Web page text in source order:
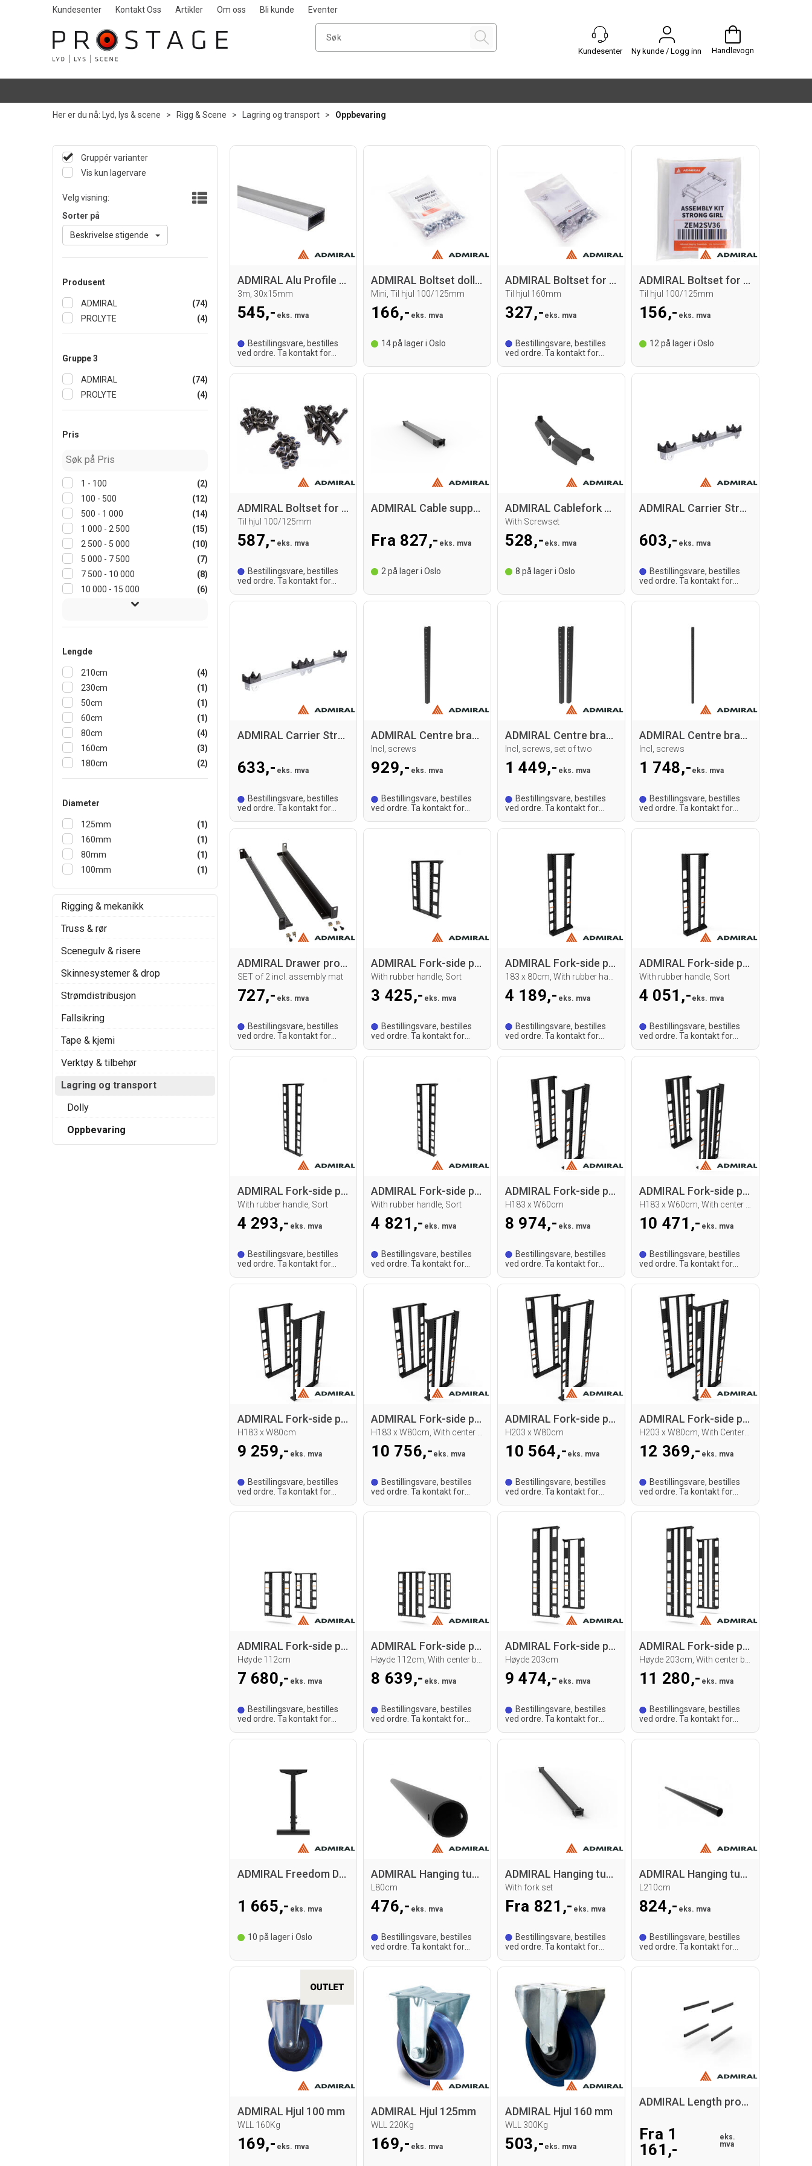
Kundesenter Kontakt Oss Artikler Om oss Bli kunde Eventer
Ny kunde / Logg inn Handlevogn
Her er du nå: Lyd, lys & scene > Rigg & Scene > Lagring og transport > Oppbevaring
Gruppér varianter
Vis kun lagervare
Velg visning:
Sorter på
Beskrivelse stigende
Produsent
ADMIRAL
(74)
PROLYTE
(4)
Gruppe 3
ADMIRAL
(74)
PROLYTE
(4)
Pris
1 - 100
(2)
100 - 500
(12)
500 - 1 000
(14)
1 000 - 2 500
(15)
2 500 - 5 000
(10)
5 000 - 7 500
(7)
7 500 - 10 000
(8)
10 000 - 15 000
(6)
Lengde
210cm
(4)
230cm
(1)
50cm
(1)
60cm
(1)
80cm
(4)
160cm
(3)
180cm
(2)
Diameter
125mm
(1)
160mm
(1)
80mm
(1)
100mm
(1)
Rigging & mekanikk
Truss & rør
Scenegulv & risere
Skinnesystemer & drop
Strømdistribusjon
Fallsikring
Tape & kjemi
Verktøy & tilbehør
Lagring og transport
Dolly
Oppbevaring
ADMIRAL Alu Profile for Carrier
3m, 30x15mm
545,- eks. mva
Bestillingsvare, bestilles
ved ordre. Ta kontakt for
ADMIRAL Boltset dolly Strong Boy
Mini, Til hjul 100/125mm
166,- eks. mva
14på lager i Oslo
ADMIRAL Boltset for baseplate dolly
Til hjul 160mm
327,- eks. mva
Bestillingsvare, bestilles
ved ordre. Ta kontakt for
ADMIRAL Boltset for dolly Strong Girl
Til hjul 100/125mm
156,- eks. mva
12 på lager i Oslo
ADMIRAL Boltset for meatrack
Til hjul 100/125mm
587,- eks. mva
Bestillingsvare, bestilles
ved ordre. Ta kontakt for
ADMIRAL Cable support profile
Fra 827,- eks. mva
2 på lager i Oslo
ADMIRAL Cablefork L= 550
With Screwset
528,- eks. mva
8 på lager i Oslo
ADMIRAL Carrier Strong Girl 30
603,- eks. mva
Bestillingsvare, bestilles
ved ordre. Ta kontakt for
ADMIRAL Carrier Strong Girl 40
633,- eks. mva
Bestillingsvare, bestilles
ved ordre. Ta kontakt for
ADMIRAL Centre bracket set for H110
Incl, screws
929,- eks. mva
Bestillingsvare, bestilles
ved ordre. Ta kontakt for
ADMIRAL Centre bracket set for H183
Incl, screws, set of two
1 449,- eks. mva
Bestillingsvare, bestilles
ved ordre. Ta kontakt for
ADMIRAL Centre bracket set for H203
Incl, screws
1 748,- eks. mva
Bestillingsvare, bestilles
ved ordre. Ta kontakt for
ADMIRAL Drawer profile L600mm
SET of 2 incl. assembly mat
727,- eks. mva
Bestillingsvare, bestilles
ved ordre. Ta kontakt for
ADMIRAL Fork-side panel H 112
With rubber handle, Sort
3 425,- eks. mva
Bestillingsvare, bestilles
ved ordre. Ta kontakt for
ADMIRAL Fork-side panel H 183
4 189,- eks. mva
Bestillingsvare, bestilles
ved ordre. Ta kontakt for
ADMIRAL Fork-side panel H 183
With rubber handle, Sort
4 051,- eks. mva
Bestillingsvare, bestilles
ved ordre. Ta kontakt for
ADMIRAL Fork-side panel H 203 x W60cm
With rubber handle, Sort
4 293,- eks. mva
Bestillingsvare, bestilles
ved ordre. Ta kontakt for
ADMIRAL Fork-side panel H 203 x W80cm
With rubber handle, Sort
4 821,- eks. mva
Bestillingsvare, bestilles
ved ordre. Ta kontakt for
ADMIRAL Fork-side panel set
H183 x W60cm
8 974,- eks. mva
Bestillingsvare, bestilles
ved ordre. Ta kontakt for
ADMIRAL Fork-side panel set
10 471,- eks. mva
Bestillingsvare, bestilles
ved ordre. Ta kontakt for
ADMIRAL Fork-side panel set
H183 x W80cm
9 259,- eks. mva
Bestillingsvare, bestilles
ved ordre. Ta kontakt for
ADMIRAL Fork-side panel set
10 756,- eks. mva
Bestillingsvare, bestilles
ved ordre. Ta kontakt for
ADMIRAL Fork-side panel set
H203 x W80cm
10 564,- eks. mva
Bestillingsvare, bestilles
ved ordre. Ta kontakt for
ADMIRAL Fork-side panel set
H203 x W80cm, With Center bracket
12 369,- eks. mva
Bestillingsvare, bestilles
ved ordre. Ta kontakt for
ADMIRAL Fork-side panel set
Høyde 112cm
7 680,- eks. mva
Bestillingsvare, bestilles
ved ordre. Ta kontakt for
ADMIRAL Fork-side panel set
Høyde 112cm, With center bracket
8 639,- eks. mva
Bestillingsvare, bestilles
ved ordre. Ta kontakt for
ADMIRAL Fork-side panel set
Høyde 203cm
9 474,- eks. mva
Bestillingsvare, bestilles
ved ordre. Ta kontakt for
ADMIRAL Fork-side panel set
Høyde 203cm, With center bracket
11 280,- eks. mva
Bestillingsvare, bestilles
ved ordre. Ta kontakt for
ADMIRAL Freedom Drop arm starter set
1 665,- eks. mva
10 på lager i Oslo
ADMIRAL Hanging tube alu 50mm
L80cm
476,- eks. mva
Bestillingsvare, bestilles
ved ordre. Ta kontakt for
ADMIRAL Hanging tube alu 50mm
With fork set
Fra 821,- eks. mva
Bestillingsvare, bestilles
ved ordre. Ta kontakt for
ADMIRAL Hanging tube Steel 48mm
L210cm
824,- eks. mva
Bestillingsvare, bestilles
ved ordre. Ta kontakt for
ADMIRAL Hjul 100 mm
WLL 160Kg
169,- eks. mva
ADMIRAL Hjul 125mm
WLL 220Kg
169,- eks. mva
ADMIRAL Hjul 160 mm
WLL 300Kg
503,- eks. mva
ADMIRAL Length profiles
Fra 1
161,-
eks.
mva